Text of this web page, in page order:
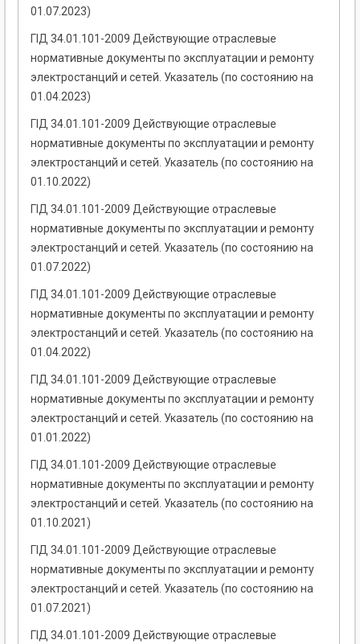
01.07.2023)
ГІД 34.01.101-2009 Действующие отраслевые
нормативные документы по эксплуатации и ремонту
электростанций и сетей. Указатель (по состоянию на
01.04.2023)
ГІД 34.01.101-2009 Действующие отраслевые
нормативные документы по эксплуатации и ремонту
электростанций и сетей. Указатель (по состоянию на
01.10.2022)
ГІД 34.01.101-2009 Действующие отраслевые
нормативные документы по эксплуатации и ремонту
электростанций и сетей. Указатель (по состоянию на
01.07.2022)
ГІД 34.01.101-2009 Действующие отраслевые
нормативные документы по эксплуатации и ремонту
электростанций и сетей. Указатель (по состоянию на
01.04.2022)
ГІД 34.01.101-2009 Действующие отраслевые
нормативные документы по эксплуатации и ремонту
электростанций и сетей. Указатель (по состоянию на
01.01.2022)
ГІД 34.01.101-2009 Действующие отраслевые
нормативные документы по эксплуатации и ремонту
электростанций и сетей. Указатель (по состоянию на
01.10.2021)
ГІД 34.01.101-2009 Действующие отраслевые
нормативные документы по эксплуатации и ремонту
электростанций и сетей. Указатель (по состоянию на
01.07.2021)
ГІД 34.01.101-2009 Действующие отраслевые